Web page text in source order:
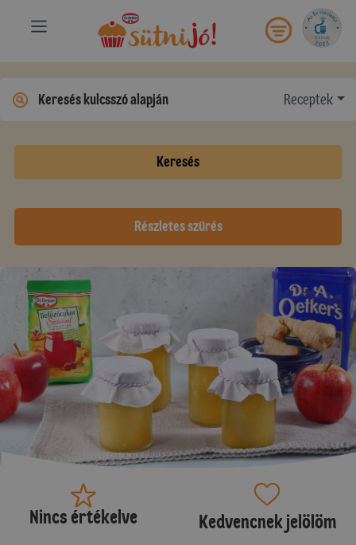
Receptek
Keresés
Részletes szűrés
Nincs értékelve Kedvencnek jelölöm